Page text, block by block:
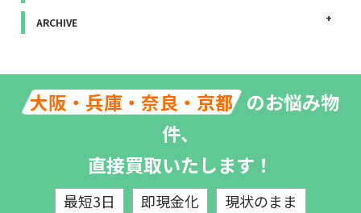
ARCHIVE
大阪・兵庫・奈良・京都 のお悩み物
件、
直接買取いたします！
最短3日 即現金化 現状のまま